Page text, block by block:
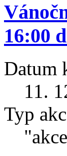
16:00
Datum
11.
Typ